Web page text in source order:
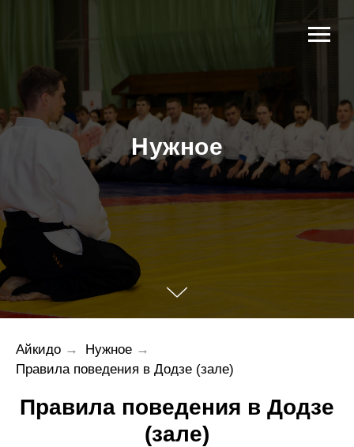
Нужное
Айкидо → Нужное →
Правила поведения в Додзе (зале)
Правила поведения в Додзе
(зале)